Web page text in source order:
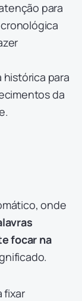
para
histórica para
da
onde
focar na
fixar